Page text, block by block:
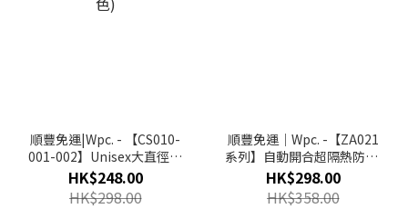
順豐免運|Wpc. - 【CS010-
001-002】Unisex大直徑自
動開合摺雨傘/縮骨遮/短遮
(多色)
HK$248.00
HK$298.00
順豐免運｜Wpc. -【ZA021
系列】自動開合超隔熱防UV
遮陽摺疊傘/縮骨遮/短遮
HK$298.00
HK$358.00